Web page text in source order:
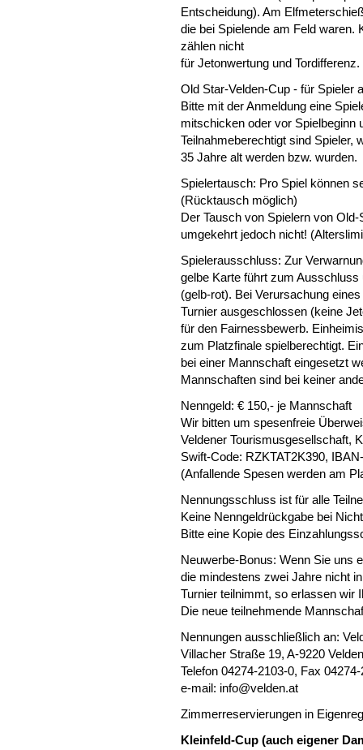
Entscheidung). Am
die bei Spielende am Feld waren.
zählen nicht
für Jetonwertung und Tordifferenz.
Old Star-Velden-Cup - für Spieler
Bitte mit der Anmeldung eine
mitschicken oder vor Spielbeginn
Teilnahmeberechtigt sind Spieler,
35 Jahre alt werden bzw. wurden.
Spielertausch: Pro Spiel können
(Rücktausch möglich)
Der Tausch von Spielern von
umgekehrt jedoch nicht!
Spielerausschluss: Zur
gelbe Karte führt zum
(gelb-rot). Bei Verursachung
Turnier ausgeschlossen (keine
für den Fairnessbewerb.
zum Platzfinale spielberechtigt.
bei einer Mannschaft eingesetzt
Mannschaften sind bei keiner
Nenngeld: € 150,- je Mannschaft
Wir bitten um spesenfreie
Veldener Tourismusgesellschaft,
Swift-Code: RZKTAT2K390,
(Anfallende Spesen werden am
Nennungsschluss ist für alle
Keine Nenngeldrückgabe bei
Bitte eine Kopie des
Neuwerbe-Bonus: Wenn Sie uns
die mindestens zwei Jahre nicht
Turnier teilnimmt, so erlassen wir
Die neue teilnehmende
Nennungen ausschließlich an:
Villacher Straße 19, A-9220
Telefon 04274-2103-0, Fax
e-mail: info@velden.at
Zimmerreservierungen in
Kleinfeld-Cup (auch eigener